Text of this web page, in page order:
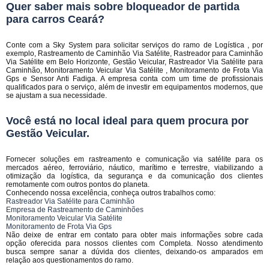
Quer saber mais sobre bloqueador de partida
para carros Ceará?
Conte com a Sky System para solicitar serviços do ramo de Logística , por
exemplo, Rastreamento de Caminhão Via Satélite, Rastreador para Caminhão
Via Satélite em Belo Horizonte, Gestão Veicular, Rastreador Via Satélite para
Caminhão, Monitoramento Veicular Via Satélite , Monitoramento de Frota Via
Gps e Sensor Anti Fadiga. A empresa conta com um time de profissionais
qualificados para o serviço, além de investir em equipamentos modernos, que
se ajustam a sua necessidade.
Você está no local ideal para quem procura por
Gestão Veicular.
Fornecer soluções em rastreamento e comunicação via satélite para os
mercados aéreo, ferroviário, náutico, marítimo e terrestre, viabilizando a
otimização da logística, da segurança e da comunicação dos clientes
remotamente com outros pontos do planeta.
Conhecendo nossa excelência, conheça outros trabalhos como:
Rastreador Via Satélite para Caminhão
Empresa de Rastreamento de Caminhões
Monitoramento Veicular Via Satélite
Monitoramento de Frota Via Gps
Não deixe de entrar em contato para obter mais informações sobre cada
opção oferecida para nossos clientes com Completa. Nosso atendimento
busca sempre sanar a dúvida dos clientes, deixando-os amparados em
relação aos questionamentos do ramo.